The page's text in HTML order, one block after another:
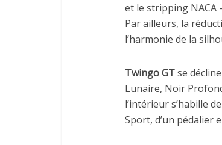
et le stripping NACA
Par ailleurs, la
l’harmonie de la
Twingo GTse
Lunaire, Noir
l’intérieur s’habille
Sport, d’un pédalier